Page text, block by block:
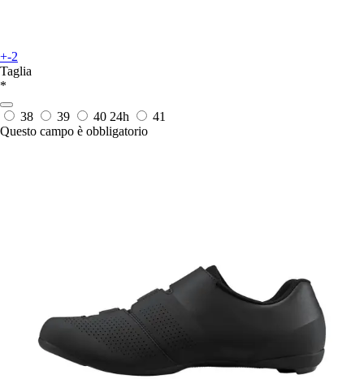
+-2
Taglia
*
38 39 40 24h
41
Questo campo è obbligatorio